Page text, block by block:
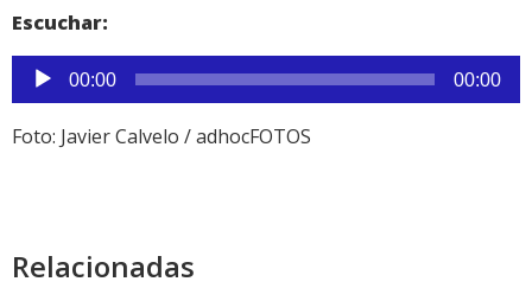
Escuchar:
Reproductor
de
audio
00:00 00:00
Foto: Javier Calvelo / adhocFOTOS
Relacionadas